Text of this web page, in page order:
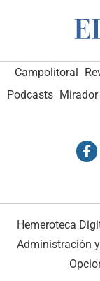
Campolitoral
Podcasts Mirador
Hemeroteca
Administración